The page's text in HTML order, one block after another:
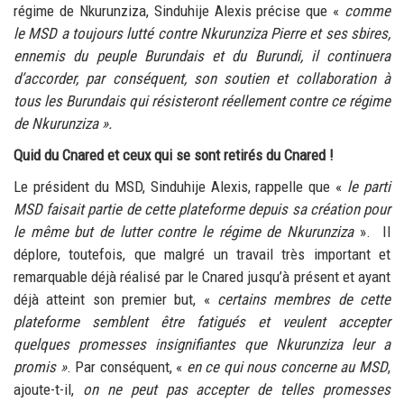
régime de Nkurunziza, Sinduhije Alexis précise que « comme
le MSD a toujours lutté contre Nkurunziza Pierre et ses sbires,
ennemis du peuple Burundais et du Burundi, il continuera
d’accorder, par conséquent, son soutien et collaboration à
tous les Burundais qui résisteront réellement contre ce régime
de Nkurunziza ».
Quid du Cnared et ceux qui se sont retirés du Cnared !
Le président du MSD, Sinduhije Alexis, rappelle que « le parti
MSD faisait partie de cette plateforme depuis sa création pour
le même but de lutter contre le régime de Nkurunziza ». Il
déplore, toutefois, que malgré un travail très important et
remarquable déjà réalisé par le Cnared jusqu’à présent et ayant
déjà atteint son premier but, « certains membres de cette
plateforme semblent être fatigués et veulent accepter
quelques promesses insignifiantes que Nkurunziza leur a
promis ». Par conséquent, « en ce qui nous concerne au MSD,
ajoute-t-il, on ne peut pas accepter de telles promesses